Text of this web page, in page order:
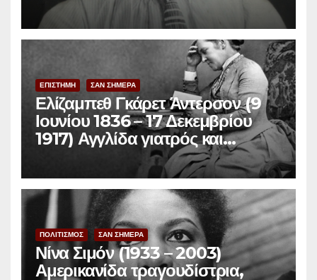
ΕΠΙΣΤΗΜΗ ΣΑΝ ΣΗΜΕΡΑ
Ελίζαμπεθ Γκάρετ Άντερσον (9
Ιουνίου 1836 – 17 Δεκεμβρίου
1917) Αγγλίδα γιατρός και
ΠΟΛΙΤΙΣΜΟΣ ΣΑΝ ΣΗΜΕΡΑ
Νίνα Σιμόν (1933 – 2003)
Αμερικανίδα τραγουδίστρια,